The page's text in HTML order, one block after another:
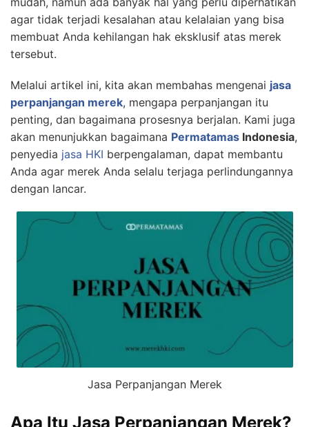
agar tidak terjadi kesalahan atau kelalaian yang bisa
membuat Anda kehilangan hak eksklusif atas merek
tersebut.
Melalui artikel ini, kita akan membahas mengenai jasa
perpanjangan merek, mengapa perpanjangan itu
penting, dan bagaimana prosesnya berjalan. Kami juga
akan menunjukkan bagaimana Permatamas Indonesia,
penyedia jasa HKI berpengalaman, dapat membantu
Anda agar merek Anda selalu terjaga perlindungannya
dengan lancar.
Jasa Perpanjangan Merek
Apa Itu Jasa Perpanjangan Merek?